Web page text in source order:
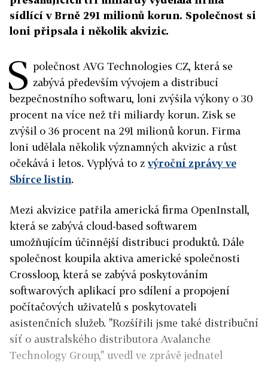
sídlící v Brně 291 milionů korun. Společnost si
loni připsala i několik akvizic.
S polečnost AVG Technologies CZ, která se
zabývá především vývojem a distribucí
bezpečnostního softwaru, loni zvýšila výkony o 30
procent na více než tři miliardy korun. Zisk se
zvýšil o 36 procent na 291 milionů korun. Firma
loni udělala několik významných akvizic a růst
očekává i letos. Vyplývá to zvýroční zprávy ve
Sbírce listin.
Mezi akvizice patřila americká firma OpenInstall,
která se zabývá cloud-based softwarem
umožňujícím účinnější distribuci produktů. Dále
společnost koupila aktiva americké společnosti
Crossloop, která se zabývá poskytováním
softwarových aplikací pro sdílení a propojení
počítačových uživatelů s poskytovateli
asistenčních služeb. "Rozšířili jsme také distribuční
síť o australského distributora Avalanche
Technology Group," uvedl ve zprávě jednatel